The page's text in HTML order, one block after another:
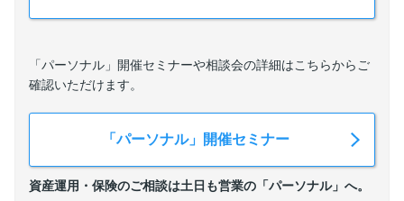
「パーソナル」開催セミナーや相談会の詳細はこちらからご
確認いただけます。
「パーソナル」開催セミナー
資産運用・保険のご相談は土日も営業の 「パーソナル」へ。